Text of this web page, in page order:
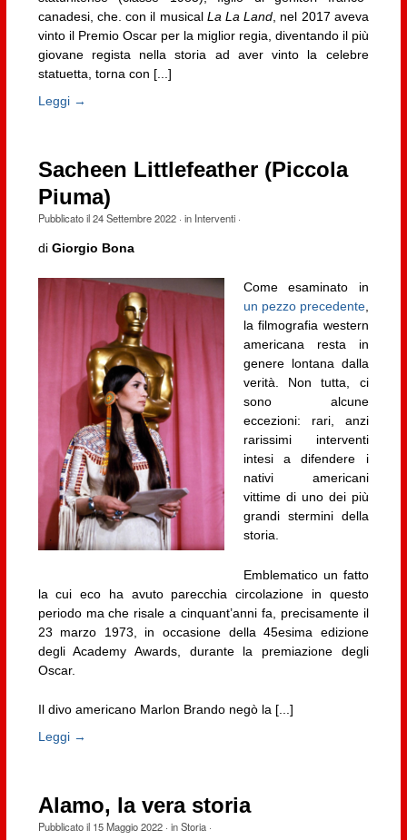
canadesi, che. con il musical La La Land, nel 2017 aveva
vinto il Premio Oscar per la miglior regia, diventando il più
giovane regista nella storia ad aver vinto la celebre
statuetta, torna con [...]
Leggi →
Sacheen Littlefeather (Piccola
Piuma)
Pubblicato il24 Settembre 2022· in Interventi·
diGiorgio Bona
Come esaminato in
un pezzo precedente,
la filmografia western
americana resta in
genere lontana dalla
verità. Non tutta, ci
sono alcune
eccezioni: rari, anzi
rarissimi interventi
intesi a difendere i
nativi americani
vittime di uno dei più
grandi stermini della
storia.
Emblematico un fatto
la cui eco ha avuto parecchia circolazione in questo
periodo ma che risale a cinquant’anni fa, precisamente il
23 marzo 1973, in occasione della 45esima edizione
degli Academy Awards, durante la premiazione degli
Oscar.
Il divo americano Marlon Brando negò la [...]
Leggi →
Alamo, la vera storia
Pubblicato il 15 Maggio 2022· inStoria·